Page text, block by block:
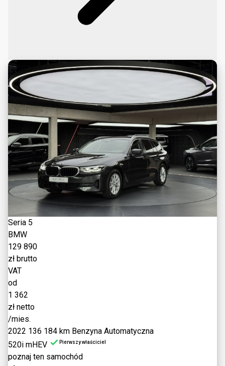
Seria 5
BMW
129 890
zł brutto
VAT
od
1 362
zł netto
/mies.
2022 136 184 km Benzyna Automatyczna
520i mHEV
Pierwszy właściciel
poznaj ten samochód